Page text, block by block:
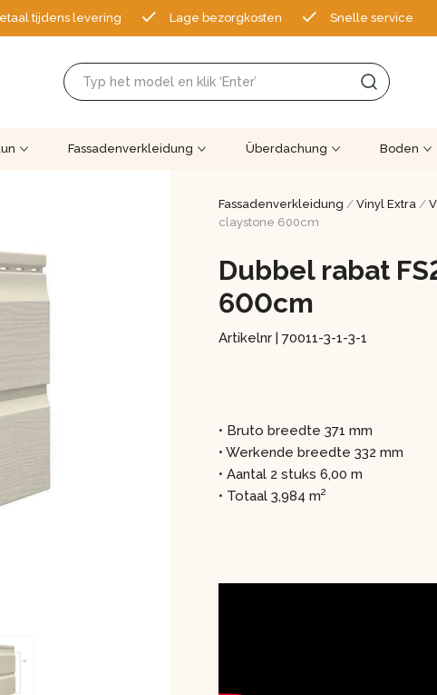
tijdens levering Lage bezorgkosten Snelle service
Fassadenverkleidung Überdachung Boden
Fassadenverkleidung /Vinyl Extra /
claystone 600cm
Dubbel rabat
600cm
Artikelnr |70011-3-1-3-1
• Bruto breedte 371 mm
• Werkende breedte 332 mm
• Aantal 2 stuks 6,00 m
• Totaal 3,984 m2